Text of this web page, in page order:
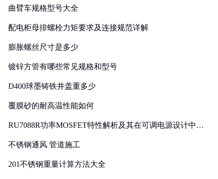
曲臂车规格型号大全
配电柜母排螺栓力矩要求及连接规范详解
膨胀螺丝尺寸是多少
镀锌方管有哪些常见规格和型号
D400球墨铸铁井盖重多少
覆膜砂的耐高温性能如何
RU7088R功率MOSFET特性解析及其在可调电源设计中的
不锈钢通风 管道施工
201不锈钢重量计算方法大全